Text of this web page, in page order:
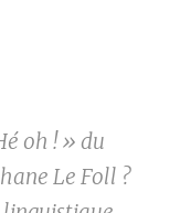
oh ! » du
Le Foll ?